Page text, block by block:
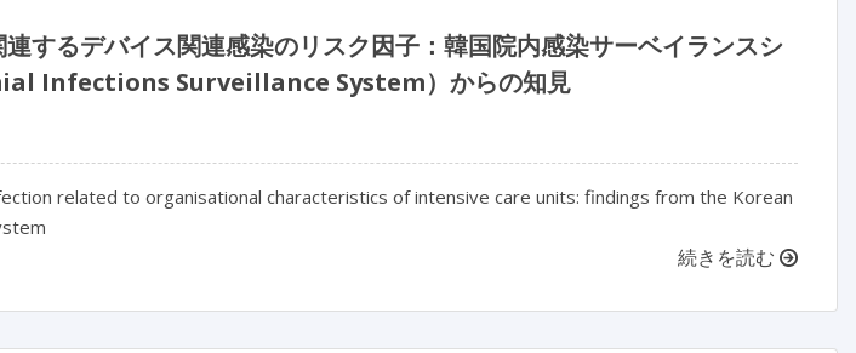
するデバイス関連感染のリスク因子：韓国院内感染サーベイランスシ
Infections Surveillance System）からの知見
related to organisational characteristics of intensive care units: findings from the Korean
続きを読む